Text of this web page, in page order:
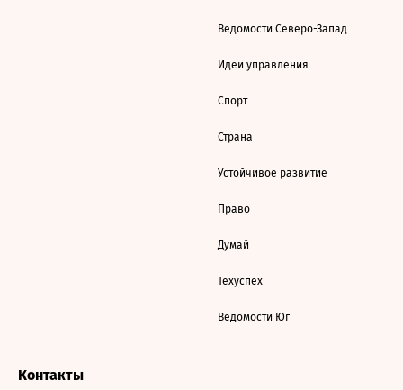
Ведомости Северо-Запад
Идеи управления
Спорт
Страна
Устойчивое развитие
Право
Думай
Техуспех
Ведомости Юг
Контакты